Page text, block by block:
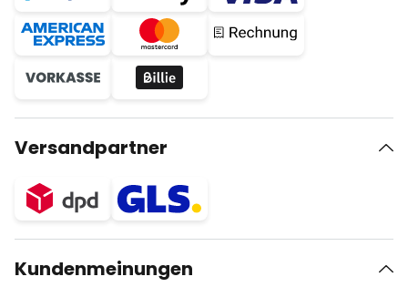
Versandpartner
Kundenmeinungen